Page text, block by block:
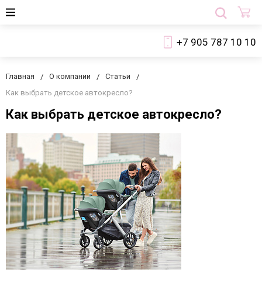
+7 905 787 10 10
Главная О компании
Статьи
Как выбрать детское автокресло?
Как выбрать детское автокресло?